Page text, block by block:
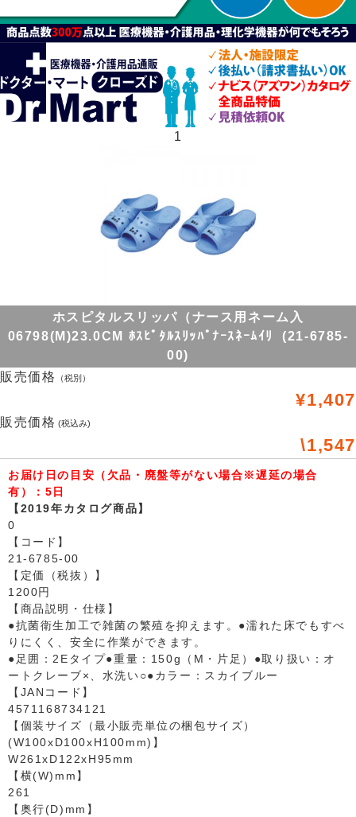
1
ホスピタルスリッパ（ナース用ネーム入
06798(M)23.0CM ﾎｽﾋﾟﾀﾙｽﾘｯﾊﾟﾅｰｽﾈｰﾑｲﾘ (21-6785-
00)
販売価格
（税別）
¥1,407
販売価格 (税込み)
\1,547
お届け日の目安（欠品・廃盤等がない場合※遅延の場合
有）：5日
【2019年カタログ商品】
0
【コード】
21-6785-00
【定価（税抜）】
1200円
【商品説明・仕様】
●抗菌衛生加工で雑菌の繁殖を抑えます。●濡れた床でもすべ
りにくく、安全に作業ができます。
●足囲：2Eタイプ●重量：150g（M・片足）●取り扱い：オ
ートクレーブ×、水洗い○●カラー：スカイブルー
【JANコード】
4571168734121
【個装サイズ（最小販売単位の梱包サイズ）
(W100xD100xH100mm)】
W261xD122xH95mm
【横(W)mm】
261
【奥行(D)mm】